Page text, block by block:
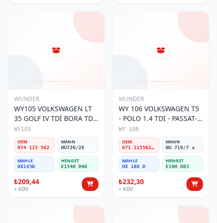
WUNDER
WY105 VOLKSWAGEN LT
35 GOLF IV TDİ BORA TDİ
074 115 562 Yağ Filtresi
WY105
OEM
074 115 562
MANN
HU726/2X
MAHLE
OX143D
HENGST
E154H D48
₺209,44
+ KDV
WUNDER
WY 106 VOLKSWAGEN T5
- POLO 1.4 TDI - PASSAT-
JETTA 03-11 071 115562 A
Yağ Filtresi
WY 106
OEM
071 115562 A
MANN
HU 719/7 x
MAHLE
OX 188 D
HENGST
E19H D83
₺232,30
+ KDV